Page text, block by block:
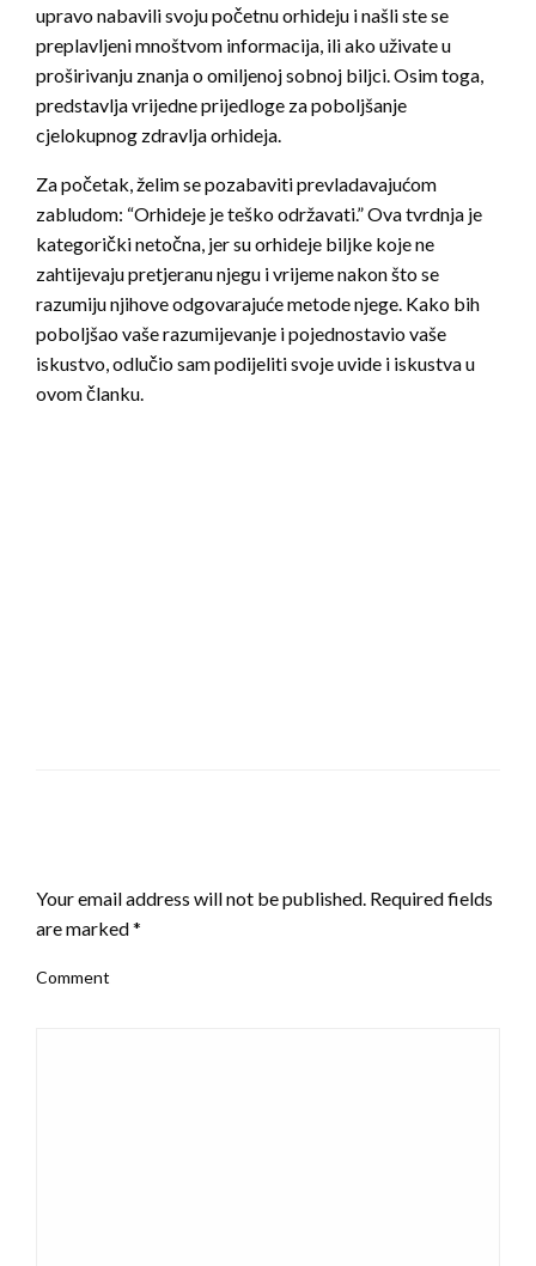
upravo nabavili svoju početnu orhideju i našli ste se
preplavljeni mnoštvom informacija, ili ako uživate u
proširivanju znanja o omiljenoj sobnoj biljci. Osim toga,
predstavlja vrijedne prijedloge za poboljšanje
cjelokupnog zdravlja orhideja.
Za početak, želim se pozabaviti prevladavajućom
zabludom: “Orhideje je teško održavati.” Ova tvrdnja je
kategorički netočna, jer su orhideje biljke koje ne
zahtijevaju pretjeranu njegu i vrijeme nakon što se
razumiju njihove odgovarajuće metode njege. Kako bih
poboljšao vaše razumijevanje i pojednostavio vaše
iskustvo, odlučio sam podijeliti svoje uvide i iskustva u
ovom članku.
Your email address will not be published. Required fields
are marked*
Comment